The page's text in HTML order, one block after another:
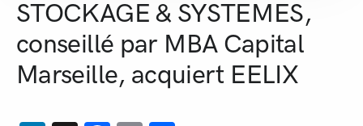
STOCKAGE & SYSTEMES,
conseillé par MBA Capital
Marseille, acquiert EELIX